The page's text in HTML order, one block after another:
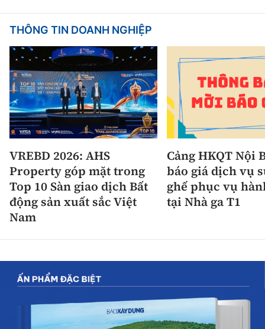
THÔNG TIN DOANH NGHIỆP
VREBD 2026: AHS
Property góp mặt trong
Top 10 Sàn giao dịch Bất
động sản xuất sắc Việt
Nam
Cảng HKQT Nội
báo giá dịch vụ
ghế phục vụ
tại Nhà ga T1